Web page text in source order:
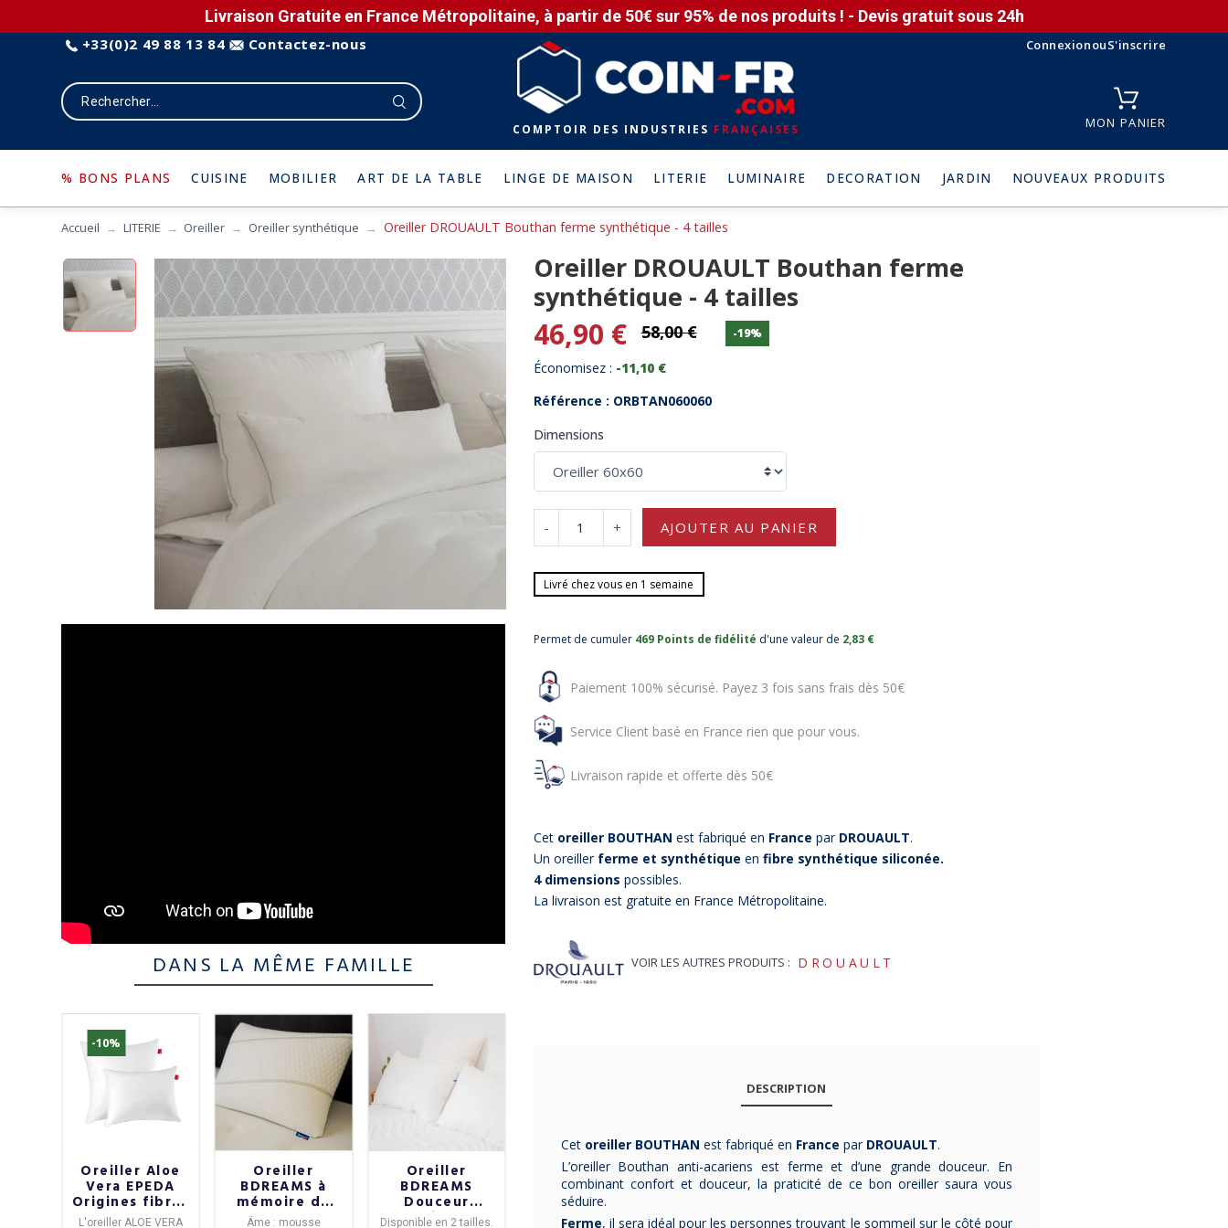
Livraison Gratuite en France Métropolitaine, à partir de 50€ sur 95% de nos produits ! - Devis gratuit sous 24h
+33(0)2 49 88 13 84 Contactez-nous ConnexionouS'inscrire
COMPTOIR DES INDUSTRIES FRANÇAISES MON PANIER
% BONS PLANS CUISINE MOBILIER ART DE LA TABLE LINGE DE MAISON LITERIE LUMINAIRE DECORATION JARDIN NOUVEAUX PRODUITS
Accueil LITERIE Oreiller Oreiller synthétique Oreiller DROUAULT Bouthan ferme synthétique - 4 tailles
DANS LA MÊME FAMILLE
-10%
Oreiller Aloe
Vera EPEDA
Origines fibres
creuses
L'oreiller ALOE VERA
Oreiller
BDREAMS à
mémoire de
forme
Âme : mousse
Oreiller
BDREAMS
Douceur
cervicales
Disponible en 2 tailles.
Oreiller Belle-
île Pyrenex
plat
synthétique -
oreiller plat BELLE
Oreiller Belle-
île Pyrenex
2 fermetés 5
L'oreiller BELLE ILEest
Oreiller
BIOTEX
fleur de visco
Cetoreiller
Oreiller Chalet
Cetoreiller CHALET
Oreiller DROUAULT Bouthan ferme
synthétique - 4 tailles
46,90 € 58,00 € -19%
Économisez : -11,10 €
Référence : ORBTAN060060
Dimensions
- + AJOUTER AU PANIER
Livré chez vous en 1 semaine
Permet de cumuler 469 Points de fidélité d'une valeur de 2,83 €
Paiement 100% sécurisé. Payez 3 fois sans frais dès 50€
Service Client basé en France rien que pour vous.
Livraison rapide et offerte dès 50€
Cet oreiller BOUTHAN est fabriqué en France par DROUAULT.
Un oreiller ferme et synthétique en fibre synthétique siliconée.
4 dimensions possibles.
La livraison est gratuite en France Métropolitaine.
VOIR LES AUTRES PRODUITS : DROUAULT
DESCRIPTION
Cet oreiller BOUTHAN est fabriqué en France par DROUAULT.
L’oreiller Bouthan anti-acariens est ferme et d’une grande douceur. En
combinant confort et douceur, la praticité de ce bon oreiller saura vous
séduire.
Ferme, il sera idéal pour les personnes trouvant le sommeil sur le côté pour